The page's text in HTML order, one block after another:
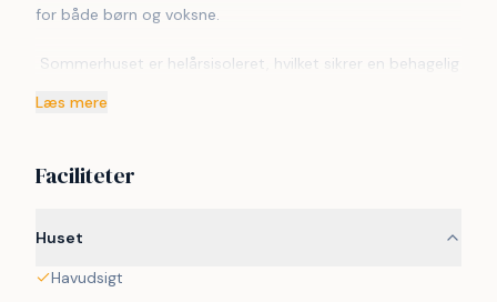
for både børn og voksne.
en idyllisk stenstrand, hvor du kan nyde naturen i ro og
kan tage en forfriskende dukkert i det klare vand.
Indendørs byder sommerhuset på en hyggelig atmosfære
aftener. Udenfor kan du slappe af på den rummelige
Læs mere
Faciliteter
Huset
Havudsigt